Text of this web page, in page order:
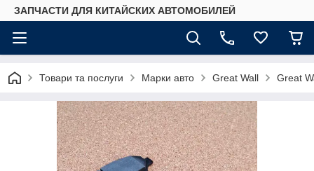
ЗАПЧАСТИ ДЛЯ КИТАЙСКИХ АВТОМОБИЛЕЙ
Товари та послуги Марки авто Great Wall Great